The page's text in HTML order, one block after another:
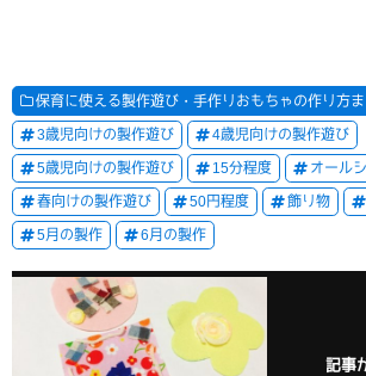
保育に使える製作遊び・手作りおもちゃの作り方
3歳児向けの製作遊び 4歳児向けの製作遊び
5歳児向けの製作遊び 15分程度 オール
春向けの製作遊び 50円程度 飾り物
5月の製作 6月の製作
記事